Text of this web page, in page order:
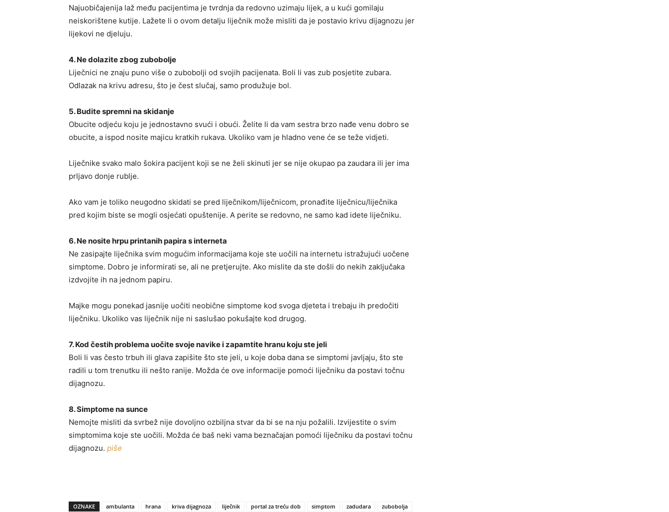
Najuobičajenija laž među pacijentima je tvrdnja da redovno uzimaju lijek, a u kući gomilaju
neiskorištene kutije. Lažete li o ovom detalju liječnik može misliti da je postavio krivu dijagnozu jer
lijekovi ne djeluju.
4. Ne dolazite zbog zubobolje
Liječnici ne znaju puno više o zubobolji od svojih pacijenata. Boli li vas zub posjetite zubara.
Odlazak na krivu adresu, što je čest slučaj, samo produžuje bol.
5. Budite spremni na skidanje
Obucite odjeću koju je jednostavno svući i obući. Želite li da vam sestra brzo nađe venu dobro se
obucite, a ispod nosite majicu kratkih rukava. Ukoliko vam je hladno vene će se teže vidjeti.
Liječnike svako malo šokira pacijent koji se ne želi skinuti jer se nije okupao pa zaudara ili jer ima
prljavo donje rublje.
Ako vam je toliko neugodno skidati se pred liječnikom/liječnicom, pronađite liječnicu/liječnika
pred kojim biste se mogli osjećati opuštenije. A perite se redovno, ne samo kad idete liječniku.
6. Ne nosite hrpu printanih papira sinterneta
Ne zasipajte liječnika svim mogućim informacijama koje ste uočili na internetu istražujući uočene
simptome. Dobro je informirati se, ali ne pretjerujte. Ako mislite da ste došli do nekih zaključaka
izdvojite ih na jednom papiru.
Majke mogu ponekad jasnije uočiti neobične simptome kod svoga djeteta i trebaju ih predočiti
liječniku. Ukoliko vas liječnik nije ni saslušao pokušajte kod drugog.
7. Kod čestih problema uočite svoje navike i zapamtite hranu koju ste jeli
Boli li vas često trbuh ili glava zapišite što ste jeli, u koje doba dana se simptomi javljaju, što ste
radili u tom trenutku ili nešto ranije. Možda će ove informacije pomoći liječniku da postavi točnu
dijagnozu.
8. Simptome na sunce
Nemojte misliti da svrbež nije dovoljno ozbiljna stvar da bi se na nju požalili. Izvijestite o svim
simptomima koje ste uočili. Možda će baš neki vama beznačajan pomoći liječniku da postavi točnu
dijagnozu. piše
OZNAKE ambulanta hrana kriva dijagnoza liječnik portal za treću dob simptom zadudara zubobolja